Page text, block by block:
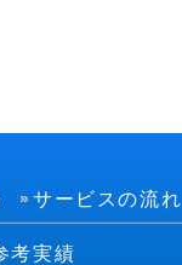
サービスの流れ
考実績